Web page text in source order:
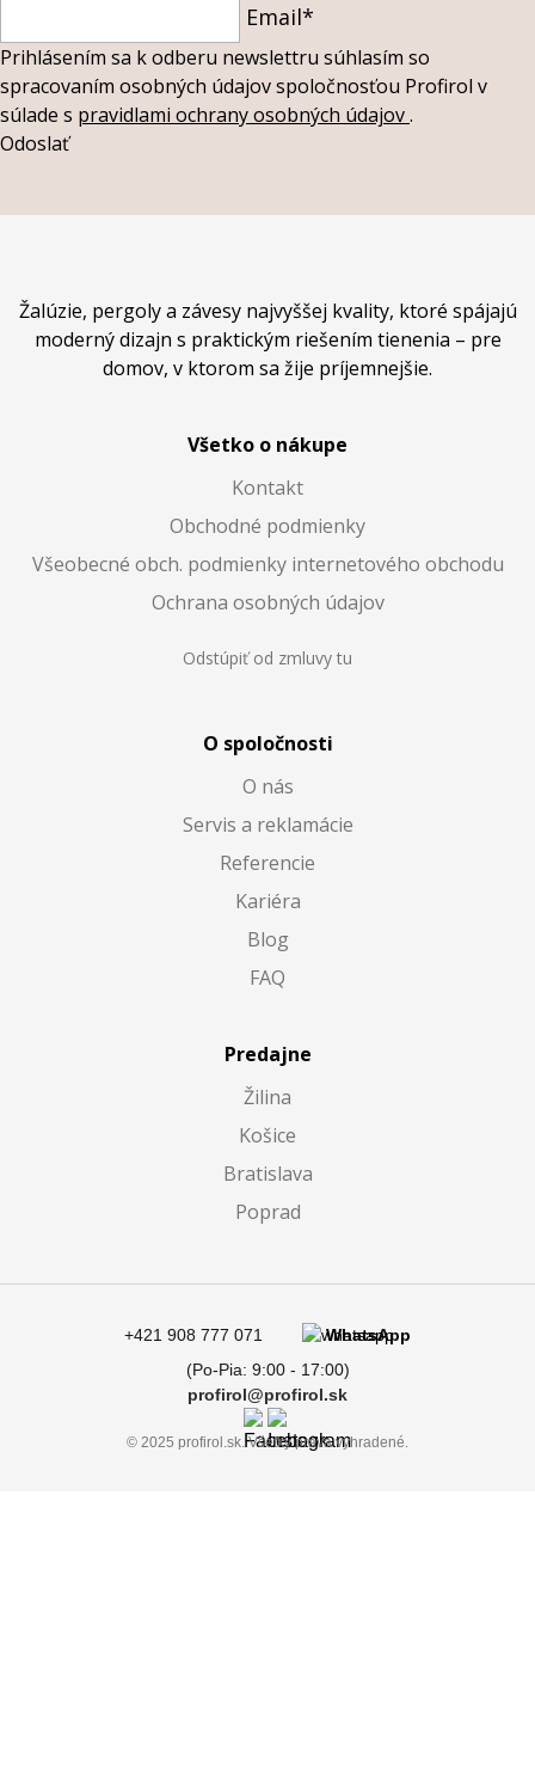
Email*
Prihlásením sa k odberu newslettru súhlasím so
spracovaním osobných údajov spoločnosťou Profirol v
súlade s pravidlami ochrany osobných údajov.
Odoslať
Žalúzie, pergoly a závesy najvyššej kvality, ktoré spájajú
moderný dizajn s praktickým riešením tienenia – pre
domov, v ktorom sa žije príjemnejšie.
Všetko o nákupe
Kontakt
Obchodné podmienky
Všeobecné obch. podmienky internetového obchodu
Ochrana osobných údajov
Odstúpiť od zmluvy tu
O spoločnosti
O nás
Servis a reklamácie
Referencie
Kariéra
Blog
FAQ
Predajne
Žilina
Košice
Bratislava
Poprad
© 2025 profirol.sk. Všetky práva vyhradené.
+421 908 777 071
(Po-Pia: 9:00 - 17:00)
WhatsApp
profirol@profirol.sk